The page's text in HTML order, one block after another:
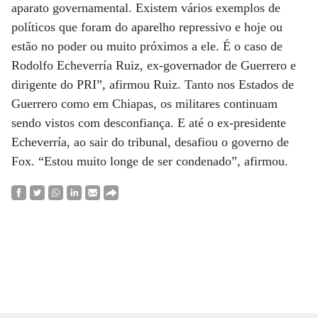
aparato governamental. Existem vários exemplos de
políticos que foram do aparelho repressivo e hoje ou
estão no poder ou muito próximos a ele. É o caso de
Rodolfo Echeverría Ruiz, ex-governador de Guerrero e
dirigente do PRI”, afirmou Ruiz. Tanto nos Estados de
Guerrero como em Chiapas, os militares continuam
sendo vistos com desconfiança. E até o ex-presidente
Echeverría, ao sair do tribunal, desafiou o governo de
Fox. “Estou muito longe de ser condenado”, afirmou.